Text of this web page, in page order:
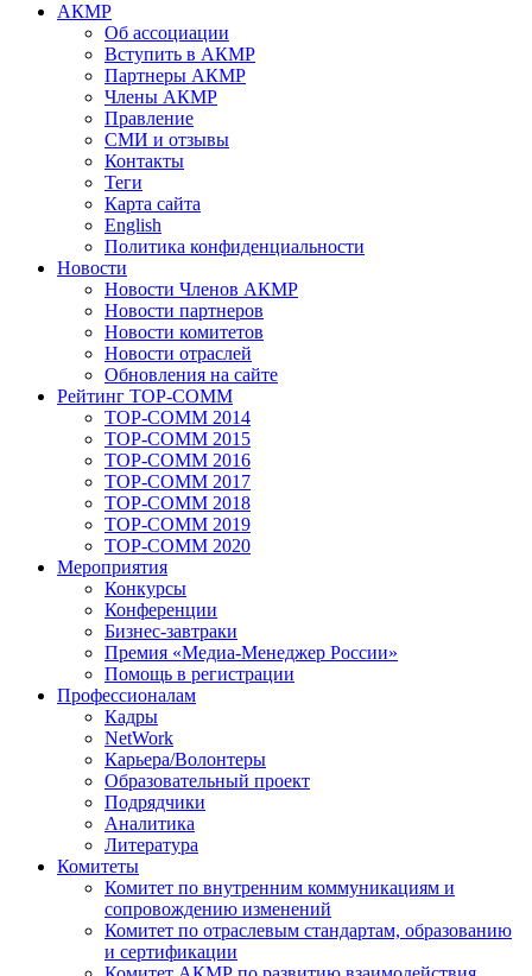
АКМР
Об ассоциации
Вступить в АКМР
Партнеры АКМР
Члены АКМР
Правление
СМИ и отзывы
Контакты
Теги
Карта сайта
English
Политика конфиденциальности
Новости
Новости Членов АКМР
Новости партнеров
Новости комитетов
Новости отраслей
Обновления на сайте
Рейтинг TOP-COMM
TOP-COMM 2014
TOP-COMM 2015
TOP-COMM 2016
TOP-COMM 2017
TOP-COMM 2018
TOP-COMM 2019
TOP-COMM 2020
Мероприятия
Конкурсы
Конференции
Бизнес-завтраки
Премия «Медиа-Менеджер России»
Помощь в регистрации
Профессионалам
Кадры
NetWork
Карьера/Волонтеры
Образовательный проект
Подрядчики
Аналитика
Литература
Комитеты
Комитет по внутренним коммуникациям и
сопровождению изменений
Комитет по отраслевым стандартам, образованию
и сертификации